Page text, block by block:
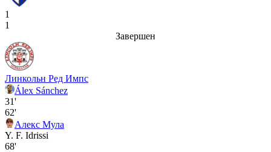
1
1
Завершен
Линкольн Ред Импс
Álex Sánchez
31'
62'
Алекс Мула
Y. F. Idrissi
68'